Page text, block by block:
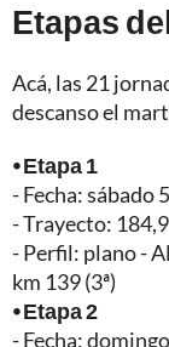
Etapas
Acá, las 21
descanso el
⦁ Etapa 1
- Fecha: sábado
- Trayecto:
- Perfil: plano -
km 139 (3ª)
⦁ Etapa 2
- Fecha: